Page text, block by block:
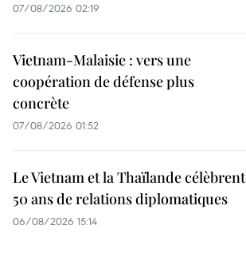
07/08/2026 02:19
Vietnam-Malaisie : vers une
coopération de défense plus
concrète
07/08/2026 01:52
Le Vietnam et la Thaïlande célèbrent
50 ans de relations diplomatiques
06/08/2026 15:14